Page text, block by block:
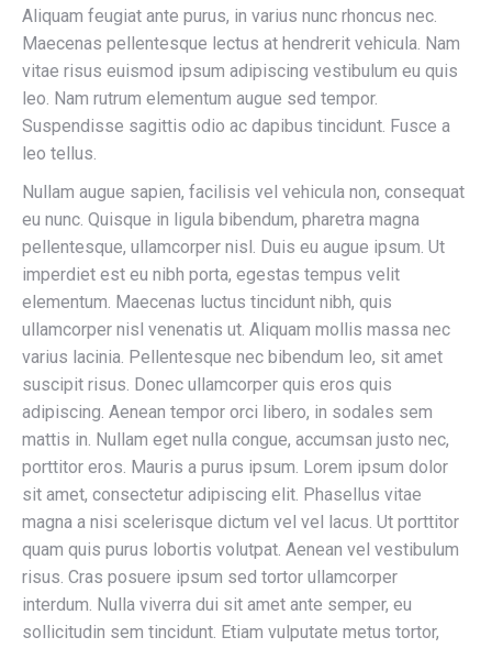
Aliquam feugiat ante purus, in varius nunc rhoncus nec.
Maecenas pellentesque lectus at hendrerit vehicula. Nam
vitae risus euismod ipsum adipiscing vestibulum eu quis
leo. Nam rutrum elementum augue sed tempor.
Suspendisse sagittis odio ac dapibus tincidunt. Fusce a
leo tellus.
Nullam augue sapien, facilisis vel vehicula non, consequat
eu nunc. Quisque in ligula bibendum, pharetra magna
pellentesque, ullamcorper nisl. Duis eu augue ipsum. Ut
imperdiet est eu nibh porta, egestas tempus velit
elementum. Maecenas luctus tincidunt nibh, quis
ullamcorper nisl venenatis ut. Aliquam mollis massa nec
varius lacinia. Pellentesque nec bibendum leo, sit amet
suscipit risus. Donec ullamcorper quis eros quis
adipiscing. Aenean tempor orci libero, in sodales sem
mattis in. Nullam eget nulla congue, accumsan justo nec,
porttitor eros. Mauris a purus ipsum. Lorem ipsum dolor
sit amet, consectetur adipiscing elit. Phasellus vitae
magna a nisi scelerisque dictum vel vel lacus. Ut porttitor
quam quis purus lobortis volutpat. Aenean vel vestibulum
risus. Cras posuere ipsum sed tortor ullamcorper
interdum. Nulla viverra dui sit amet ante semper, eu
sollicitudin sem tincidunt. Etiam vulputate metus tortor,